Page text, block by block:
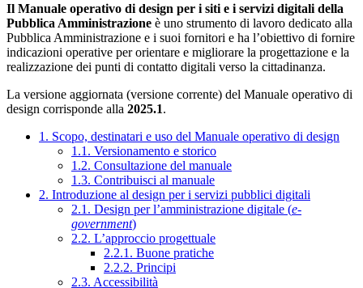
Il Manuale operativo di design per i siti e i servizi digitali della
Pubblica Amministrazione è uno strumento di lavoro dedicato alla
Pubblica Amministrazione e i suoi fornitori e ha l’obiettivo di fornire
indicazioni operative per orientare e migliorare la progettazione e la
realizzazione dei punti di contatto digitali verso la cittadinanza.
La versione aggiornata (versione corrente) del Manuale operativo di
design corrisponde alla 2025.1.
1. Scopo, destinatari e uso del Manuale operativo di design
1.1. Versionamento e storico
1.2. Consultazione del manuale
1.3. Contribuisci al manuale
2. Introduzione al design per i servizi pubblici digitali
2.1. Design per l’amministrazione digitale (e-
government)
2.2. L’approccio progettuale
2.2.1. Buone pratiche
2.2.2. Principi
2.3. Accessibilità